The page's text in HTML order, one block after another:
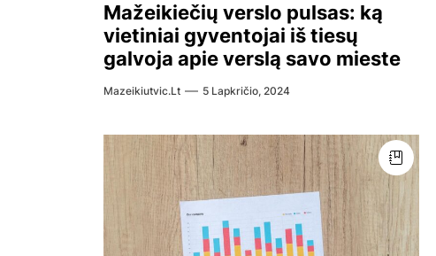
Mažeikiečių verslo pulsas: ką
vietiniai gyventojai iš tiesų
galvoja apie verslą savo mieste
Mazeikiutvic.lt 5 Lapkričio, 2024